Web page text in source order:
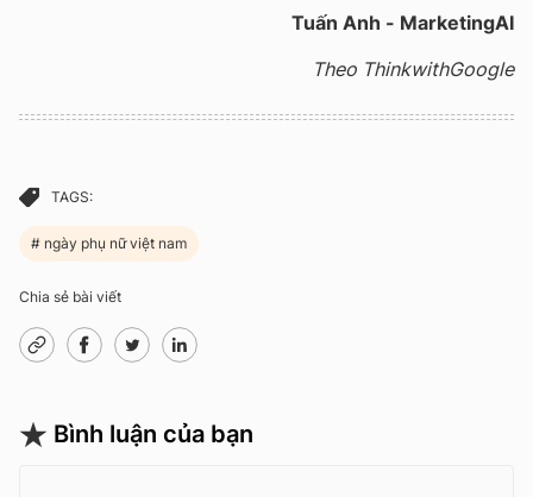
Tuấn Anh - MarketingAI
Theo ThinkwithGoogle
TAGS:
ngày phụ nữ việt nam
Chia sẻ bài viết
Bình luận của bạn